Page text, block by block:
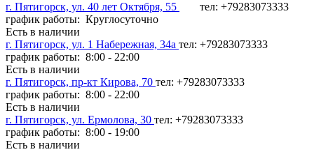
г. Пятигорск, ул. 40 лет Октября, 55
тел: +79283073333
график работы: Круглосуточно
Есть в наличии
г. Пятигорск, ул. 1 Набережная, 34а тел: +79283073333
график работы: 8:00 - 22:00
Есть в наличии
г. Пятигорск, пр-кт Кирова, 70 тел: +79283073333
график работы: 8:00 - 22:00
Есть в наличии
г. Пятигорск, ул. Ермолова, 30 тел: +79283073333
график работы: 8:00 - 19:00
Есть в наличии